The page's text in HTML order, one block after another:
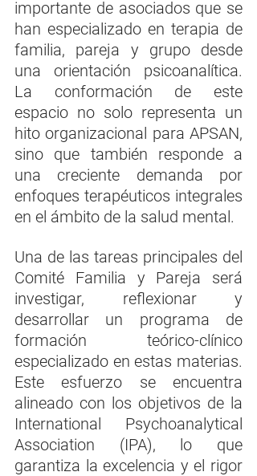
importante de asociados que se
han especializado en terapia de
familia, pareja y grupo desde
una orientación psicoanalítica.
La conformación de este
espacio no solo representa un
hito organizacional para APSAN,
sino que también responde a
una creciente demanda por
enfoques terapéuticos integrales
en el ámbito de la salud mental.
Una de las tareas principales del
Comité Familia y Pareja será
investigar, reflexionar y
desarrollar un programa de
formación teórico-clínico
especializado en estas materias.
Este esfuerzo se encuentra
alineado con los objetivos de la
International Psychoanalytical
Association (IPA), lo que
garantiza la excelencia y el rigor